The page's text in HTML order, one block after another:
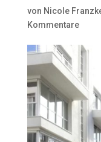
von Nicole
Kommentare